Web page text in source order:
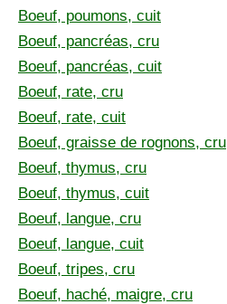
Boeuf, poumons, cuit
Boeuf, pancréas, cru
Boeuf, pancréas, cuit
Boeuf, rate, cru
Boeuf, rate, cuit
Boeuf, graisse de rognons, cru
Boeuf, thymus, cru
Boeuf, thymus, cuit
Boeuf, langue, cru
Boeuf, langue, cuit
Boeuf, tripes, cru
Boeuf, haché, maigre, cru